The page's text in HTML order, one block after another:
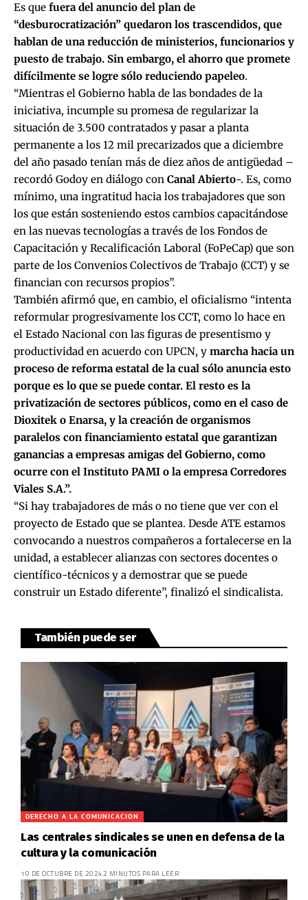
Es que fuera del anuncio del plan de
“desburocratización” quedaron los trascendidos, que
hablan de una reducción de ministerios, funcionarios y
puesto de trabajo. Sin embargo, el ahorro que promete
difícilmente se logre sólo reduciendo papeleo.
“Mientras el Gobierno habla de las bondades de la
iniciativa, incumple su promesa de regularizar la
situación de 3.500 contratados y pasar a planta
permanente a los 12 mil precarizados que a diciembre
del año pasado tenían más de diez años de antigüedad –
recordó Godoy en diálogo con Canal Abierto-. Es, como
mínimo, una ingratitud hacia los trabajadores que son
los que están sosteniendo estos cambios capacitándose
en las nuevas tecnologías a través de los Fondos de
Capacitación y Recalificación Laboral (FoPeCap) que son
parte de los Convenios Colectivos de Trabajo (CCT) y se
financian con recursos propios”.
También afirmó que, en cambio, el oficialismo “intenta
reformular progresivamente los CCT, como lo hace en
el Estado Nacional con las figuras de presentismo y
productividad en acuerdo con UPCN, y marcha hacia un
proceso de reforma estatal de la cual sólo anuncia esto
porque es lo que se puede contar. El resto es la
privatización de sectores públicos, como en el caso de
Dioxitek o Enarsa, y la creación de organismos
paralelos con financiamiento estatal que garantizan
ganancias a empresas amigas del Gobierno, como
ocurre con el Instituto PAMI o la empresa Corredores
Viales S.A.”.
“Si hay trabajadores de más o no tiene que ver con el
proyecto de Estado que se plantea. Desde ATE estamos
convocando a nuestros compañeros a fortalecerse en la
unidad, a establecer alianzas con sectores docentes o
científico-técnicos y a demostrar que se puede
construir un Estado diferente”, finalizó el sindicalista.
También puede ser
DERECHO A LA COMUNICACION
Las centrales sindicales se unen en defensa de la
cultura y la comunicación
10 DE OCTUBRE DE 20242 MINUTOS PARA LEER